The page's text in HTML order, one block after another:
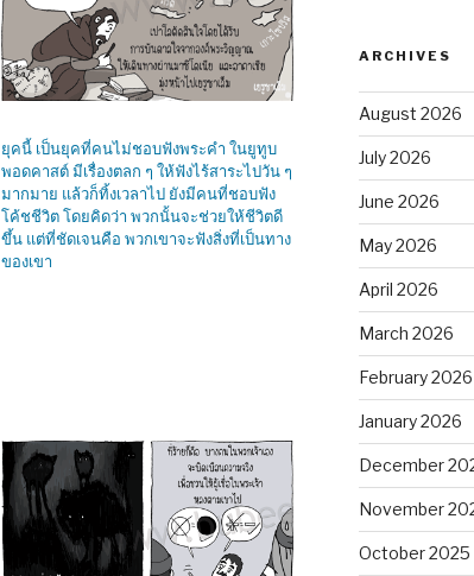
ยุคนี้ เป็นยุคที่คนไม่ชอบฟังพระคำ ในยูทูบ
พอดคาสต์ มีเรื่องตลก ๆ ให้ฟังไร้สาระไปวัน ๆ
มากมาย แล้วก็ทิ้งเวลาไป ยังมีคนที่ชอบฟัง
โค้ชชีวิต โดยคิดว่า พวกนั้นจะช่วยให้ชีวิตดี
ขึ้น แต่ที่ชัดเจนคือ พวกเขาจะฟังสิ่งที่เป็นทาง
ของเขา
ARCHIVES
August 2026
July 2026
June 2026
May 2026
April 2026
March 2026
February 2026
January 2026
December
November
October 2025